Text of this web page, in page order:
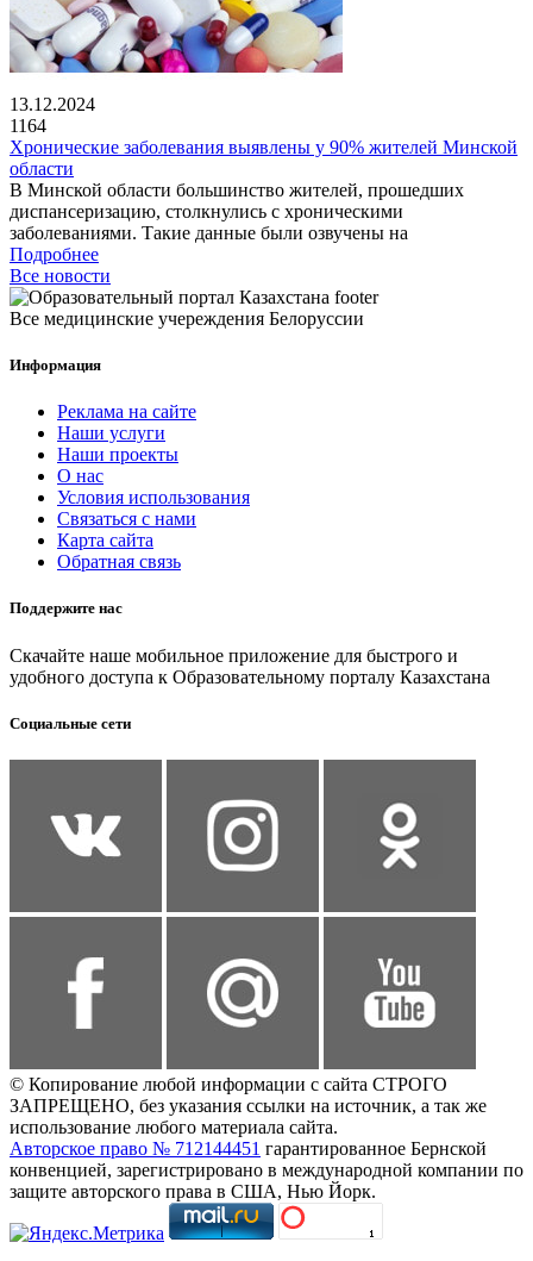
13.12.2024
1164
Хронические заболевания выявлены у 90% жителей Минской
области
В Минской области большинство жителей, прошедших
диспансеризацию, столкнулись с хроническими
заболеваниями. Такие данные были озвучены на
Подробнее
Все новости
Все медицинские учереждения Белоруссии
Информация
Реклама на сайте
Наши услуги
Наши проекты
О нас
Условия использования
Связаться с нами
Карта сайта
Обратная связь
Поддержите нас
Скачайте наше мобильное приложение для быстрого и
удобного доступа к Образовательному порталу Казахстана
Социальные сети
© Копирование любой информации с сайта СТРОГО
ЗАПРЕЩЕНО, без указания ссылки на источник, а так же
использование любого материала сайта.
Авторское право № 712144451 гарантированное Бернской
конвенцией, зарегистрировано в международной компании по
защите авторского права в США, Нью Йорк.